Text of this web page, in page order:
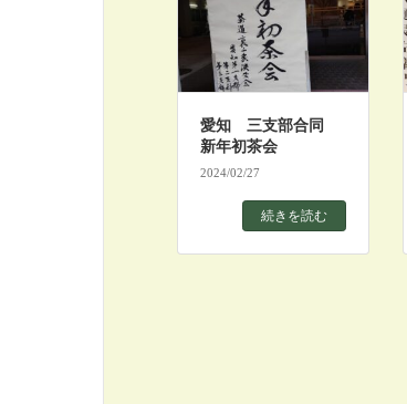
愛知 三支部合同
新年初茶会
2024/02/27
続きを読む